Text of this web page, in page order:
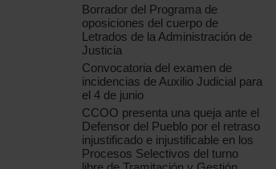
Borrador del Programa de
oposiciones del cuerpo de
Letrados de la Administración de
Justicia
Convocatoria del examen de
incidencias de Auxilio Judicial para
el 4 de junio
CCOO presenta una queja ante el
Defensor del Pueblo por el retraso
injustificado e injustificable en los
Procesos Selectivos del turno